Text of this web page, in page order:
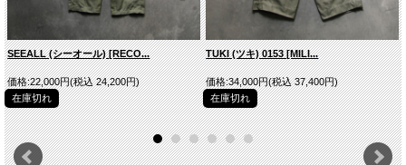
■商品スペック
生産国
JAPAN
素材
Cotton 100%
型番
1323P
スタイルネー
ム
RIPSTOP DRESS 6P CARGO
モデルDATA 175cm/62kgでOLIVE サイズ[M] NAVY サイズ[L]を着用
SEEALL (シーオール) [RECO...
価格:22,000円(税込 24,200円)
在庫切れ
TUKI (ツキ) 0153 [MILI...
価格:34,000円(税込 37,400円)
在庫切れ